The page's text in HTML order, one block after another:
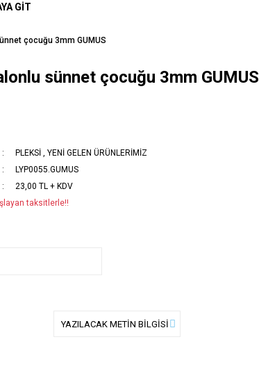
GİT
çocuğu 3mm GUMUS
sünnet çocuğu 3mm GUMUS
PLEKSİ , YENİ GELEN ÜRÜNLERİMİZ
LYP0055.GUMUS
23,00 TL + KDV
taksitlerle!!